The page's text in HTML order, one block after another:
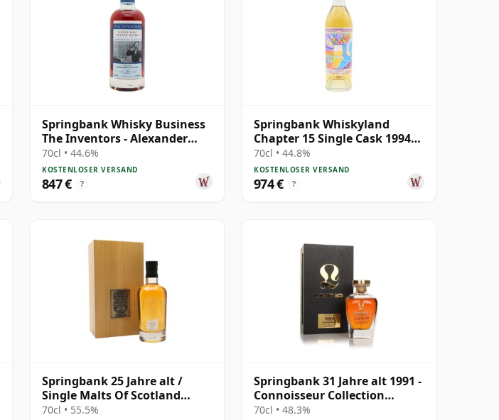
Springbank Whisky Business
The Inventors - Alexander
Graham B 1997 28 Jahre alt
70cl • 44.6%
KOSTENLOSER VERSAND
847 € ?
Springbank Whiskyland
Chapter 15 Single Cask 1994
30 Jahre alt
70cl • 44.8%
KOSTENLOSER VERSAND
974 € ?
Springbank 25 Jahre alt /
Single Malts Of Scotland
Director's Special
70cl • 55.5%
Springbank 31 Jahre alt 1991 -
Connoisseur Collection
(Limited)
70cl • 48.3%